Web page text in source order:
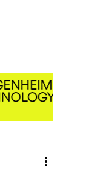
more_vert